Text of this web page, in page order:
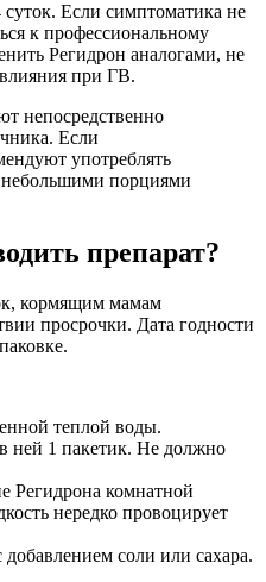
Если симптоматика не
к профессиональному
Регидрон аналогами, не
при ГВ.
непосредственно
Если
употреблять
порциями
препарат?
кормящим мамам
просрочки. Дата годности
теплой воды.
ней 1 пакетик. Не должно
Регидрона комнатной
нередко провоцирует
соли или сахара.